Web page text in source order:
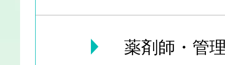
薬剤師・管